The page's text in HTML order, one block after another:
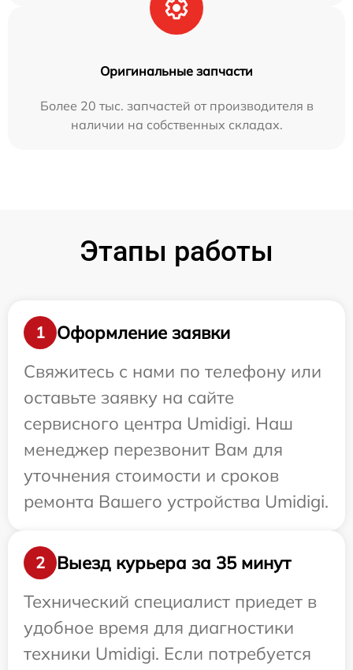
Оригинальные запчасти
Более 20 тыс. запчастей от производителя в
наличии на собственных складах.
Этапы работы
1
Оформление заявки
Свяжитесь с нами по телефону или
оставьте заявку на сайте
сервисного центра Umidigi. Наш
менеджер перезвонит Вам для
уточнения стоимости и сроков
ремонта Вашего устройства Umidigi.
2
Выезд курьера за 35 минут
Технический специалист приедет в
удобное время для диагностики
техники Umidigi. Если потребуется